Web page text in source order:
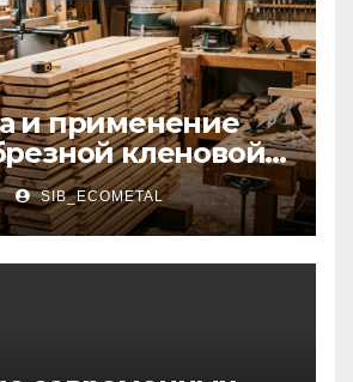
и применение
кленовой
деле
SIB_ECOMETAL